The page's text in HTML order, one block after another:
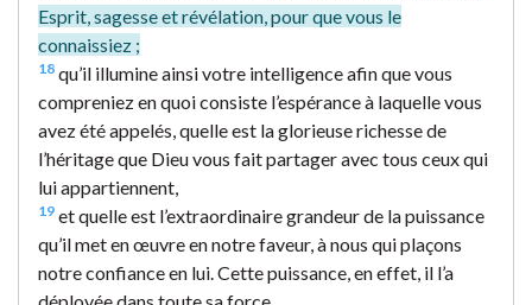
Esprit, sagesse et révélation, pour que vous le
connaissiez ;
18 qu’il illumine ainsi votre intelligence afin que vous
compreniez en quoi consiste l’espérance à laquelle vous
avez été appelés, quelle est la glorieuse richesse de
l’héritage que Dieu vous fait partager avec tous ceux qui
lui appartiennent,
19 et quelle est l’extraordinaire grandeur de la puissance
qu’il met en œuvre en notre faveur, à nous qui plaçons
notre confiance en lui. Cette puissance, en effet, il l’a
déployée dans toute sa force